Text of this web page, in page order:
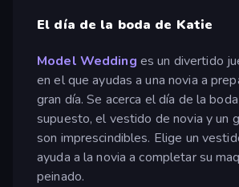
El día de la boda de Katie
Model Wedding es un divertido
en el que ayudas a una novia a
gran día. Se acerca el día de la
supuesto, el vestido de novia y un
son imprescindibles. Elige un
ayuda a la novia a completar su
peinado.